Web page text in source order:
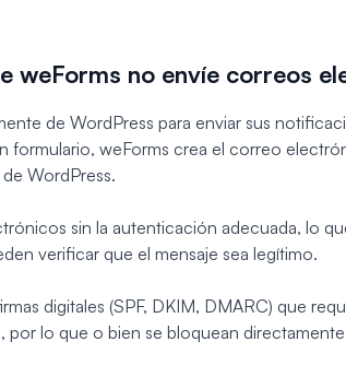
weForms no envíe correos
de WordPress para enviar sus
formulario, weForms crea el correo
WordPress.
sin la autenticación adecuada, lo
verificar que el mensaje sea legítimo.
digitales (SPF, DKIM, DMARC) que
lo que o bien se bloquean directamente